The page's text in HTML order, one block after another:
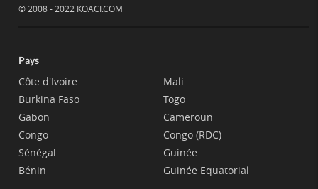
© 2008 - 2022 KOACI.COM
Pays
Côte d'Ivoire
Burkina Faso
Gabon
Congo
Sénégal
Bénin
Mali
Togo
Cameroun
Congo (RDC)
Guinée
Guinée Equatorial